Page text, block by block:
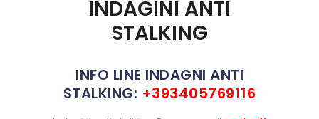
INDAGINI ANTI
STALKING
INFO LINE INDAGNI ANTI
STALKING: +393405769116